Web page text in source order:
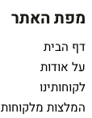
מפת האתר
דף הבית
על אודות
לקוחותינו
המלצות מלקוחות